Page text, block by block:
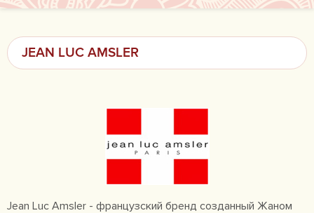
JEAN LUC AMSLER
Jean Luc Amsler - французский бренд созданный Жаном